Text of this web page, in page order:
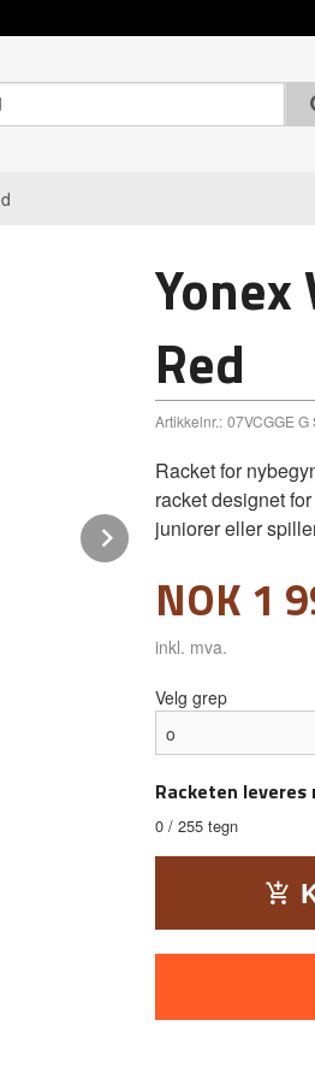
Next
Yonex
Red
Artikkelnr.: 07VCGGE G
Racket for
racket designet
juniorer eller
Pris
NOK 1
inkl. mva.
Velg grep
Racketen
0 / 255 tegn